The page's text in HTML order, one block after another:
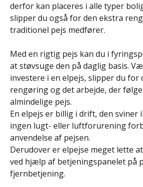
derfor kan placeres i alle typer
slipper du også for den ekstra
traditionel pejs medfører.
Med en rigtig pejs kan du i
at støvsuge den på daglig basis.
investere i en elpejs, slipper du for
rengøring og det arbejde, der
almindelige pejs.
En elpejs er billig i drift, den sviner
ingen lugt- eller luftforurening
anvendelse af pejsen.
Derudover er elpejse meget lette
ved hjælp af betjeningspanelet på
fjernbetjening.